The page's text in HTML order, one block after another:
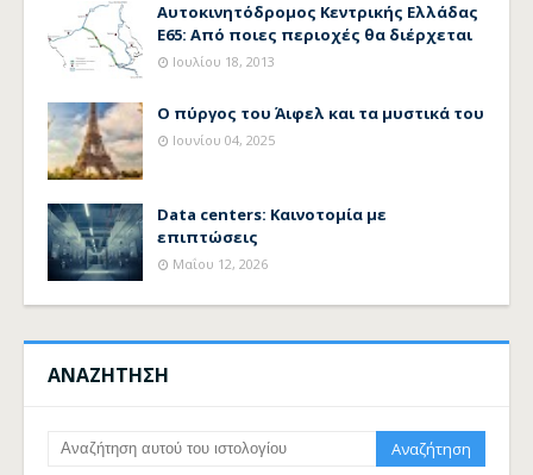
Αυτοκινητόδρομος Κεντρικής Ελλάδας
Ε65: Από ποιες περιοχές θα διέρχεται
Ιουλίου 18, 2013
Ο πύργος του Άιφελ και τα μυστικά του
Ιουνίου 04, 2025
Data centers: Καινοτομία με
επιπτώσεις
Μαΐου 12, 2026
ΑΝΑΖΗΤΗΣΗ